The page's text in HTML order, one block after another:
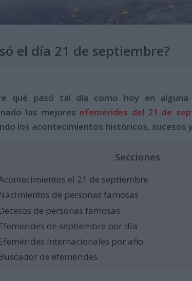
el día 21 de septiembre?
qué pasó tal día como hoy en
las mejores efemérides del 21 de
los acontecimientos históricos, sucesos
Secciones
el 21 de septiembre
de personas famosas
de personas famosas
de septiembre por día
Internacionales por año
de efemérides